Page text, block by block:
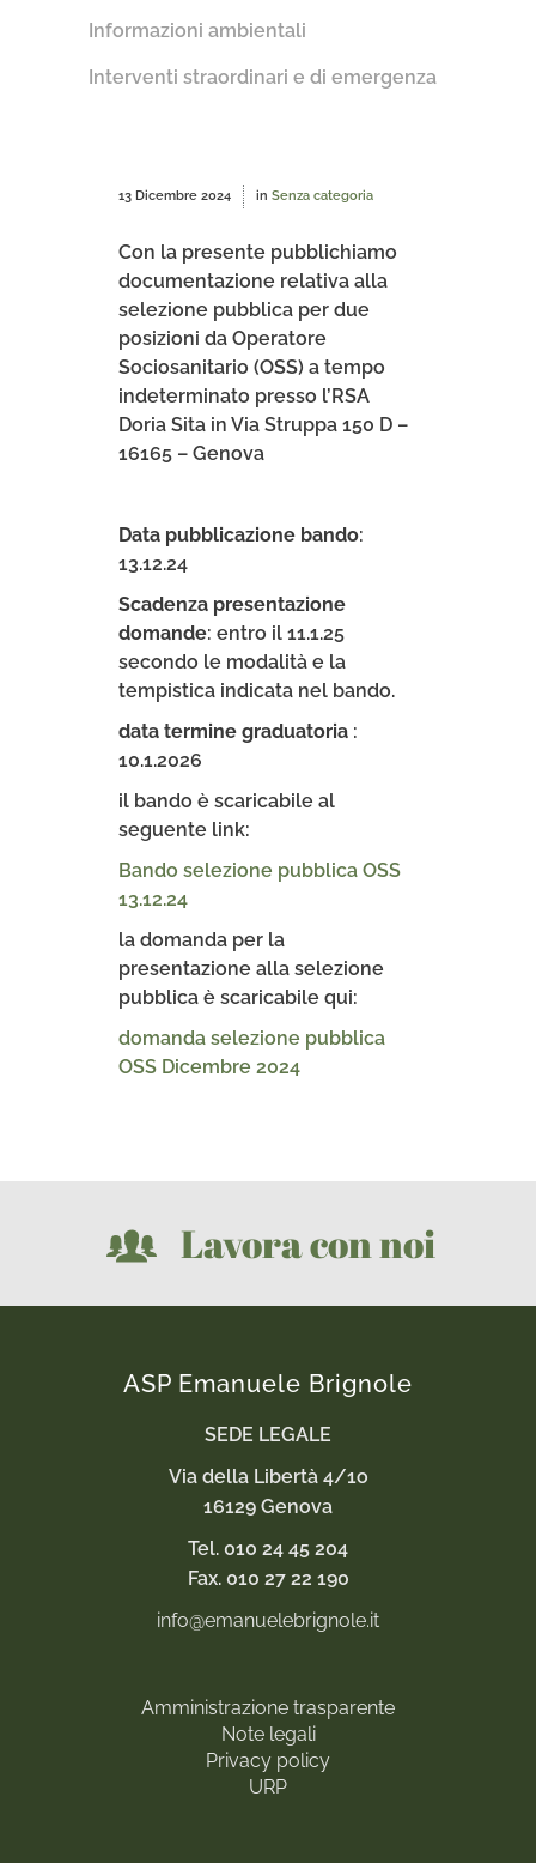
Informazioni ambientali
Interventi straordinari e di emergenza
13 Dicembre 2024 in Senza categoria
Con la presente pubblichiamo
documentazione relativa alla
selezione pubblica per due
posizioni da Operatore
Sociosanitario (OSS) a tempo
indeterminato presso l’RSA
Doria Sita in Via Struppa 150 D –
16165 – Genova
Data pubblicazione bando:
13.12.24
Scadenza presentazione
domande: entro il 11.1.25
secondo le modalità e la
tempistica indicata nel bando.
data termine graduatoria :
10.1.2026
il bando è scaricabile al
seguente link:
Bando selezione pubblica OSS
13.12.24
la domanda per la
presentazione alla selezione
pubblica è scaricabile qui:
domanda selezione pubblica
OSS Dicembre 2024
Lavora con noi
ASP Emanuele Brignole
SEDE LEGALE
Via della Libertà 4/1o
16129 Genova
Tel. 010 24 45 204
Fax. 010 27 22 190
info@emanuelebrignole.it
Amministrazione trasparente
Note legali
Privacy policy
URP